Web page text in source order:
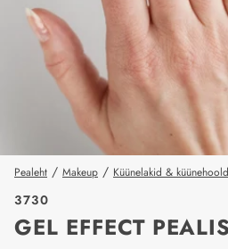
Pealeht / Makeup / Küünelakid &
3730
GEL EFFECT